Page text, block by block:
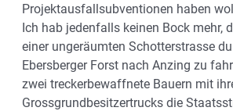
Projektausfallsubventionen haben
Ich hab jedenfalls keinen Bock mehr,
einer ungeräumten Schotterstrasse
Ebersberger Forst nach Anzing zu
zwei treckerbewaffnete Bauern mit
Grossgrundbesitzertrucks die